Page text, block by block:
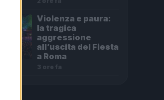
Violenza e paura:
la tragica
aggressione
all’uscita del Fiesta
a Roma
3 ore fa